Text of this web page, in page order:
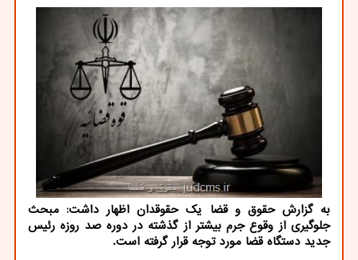
به گزارش حقوق و قضا یک حقوقدان اظهار داشت: مبحث
جلوگیری از وقوع جرم بیشتر از گذشته در دوره صد روزه رئیس
جدید دستگاه قضا مورد توجه قرار گرفته است.